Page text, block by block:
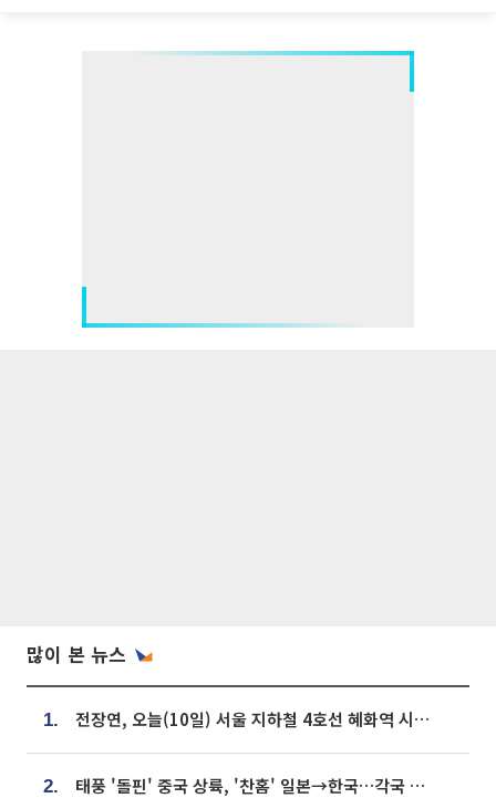
많이 본 뉴스
1. 전장연, 오늘(10일) 서울 지하철 4호선 혜화역 시위…1호선 용산역 무정차
2. 태풍 '돌핀' 중국 상륙, '찬홈' 일본→한국…각국 기상청 예상 경로는?